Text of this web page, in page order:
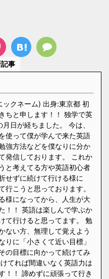
事
ックネーム) 出身:東京都 初
ちと申します！！ 独学で英
日が経ちました。 今は、
使って僕が学んで来た英語
強方法などを僕なりに分か
発信しております。 これか
と考えてる方や英語初心者
せずに続けて行ける様に
行こうと思っております。
様になってから、人生が大
！！ 英語は楽しんで学ぶか
て行けると思ってます。 勉
ない方、無理して覚えよう
りに「小さくて近い目標」
の目標に向かって続けてみ
てれば間違いなく英語力は
！！ 諦めずに頑張って行き